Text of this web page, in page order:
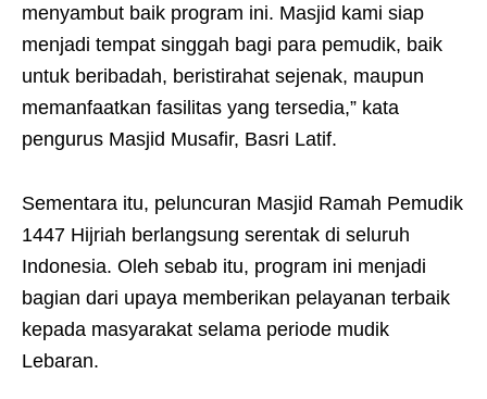
menyambut baik program ini. Masjid kami siap
menjadi tempat singgah bagi para pemudik, baik
untuk beribadah, beristirahat sejenak, maupun
memanfaatkan fasilitas yang tersedia,” kata
pengurus Masjid Musafir, Basri Latif.
Sementara itu, peluncuran Masjid Ramah Pemudik
1447 Hijriah berlangsung serentak di seluruh
Indonesia. Oleh sebab itu, program ini menjadi
bagian dari upaya memberikan pelayanan terbaik
kepada masyarakat selama periode mudik
Lebaran.